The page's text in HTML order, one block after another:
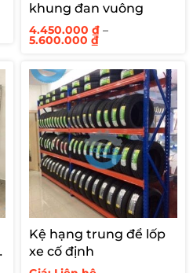
khung đan vuông
4.450.000 ₫ –
5.600.000 ₫Khoảng
4.450.000 ₫
đến
5.600.000 ₫
Kệ hạng trung để lốp
xe cố định